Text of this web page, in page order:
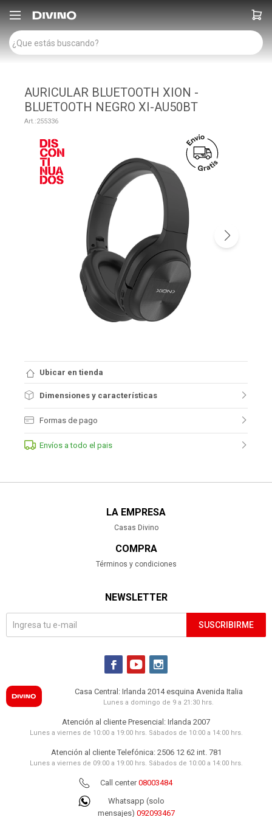

AURICULAR BLUETOOTH XION -
BLUETOOTH NEGRO XI-AU50BT
255336
Ubicar en tienda
Dimensiones y características
Formas de pago
Envíos a todo el pais
LA EMPRESA
Casas Divino
COMPRA
Términos y condiciones
NEWSLETTER
SUSCRIBIRME
  
Casa Central: Irlanda 2014 esquina Avenida Italia
Lunes a domingo de 9 a 21:30 hrs.
Atención al cliente Presencial: Irlanda 2007
Lunes a viernes de 10:00 a 19:00 hrs. Sábados de 10:00 a 14:00 hrs.
Atención al cliente Telefónica: 2506 12 62 int. 781
Lunes a viernes de 09:00 a 19:00 hrs. Sábados de 10:00 a 14:00 hrs.
Call center08003484
Whatsapp (solo
mensajes) 092093467